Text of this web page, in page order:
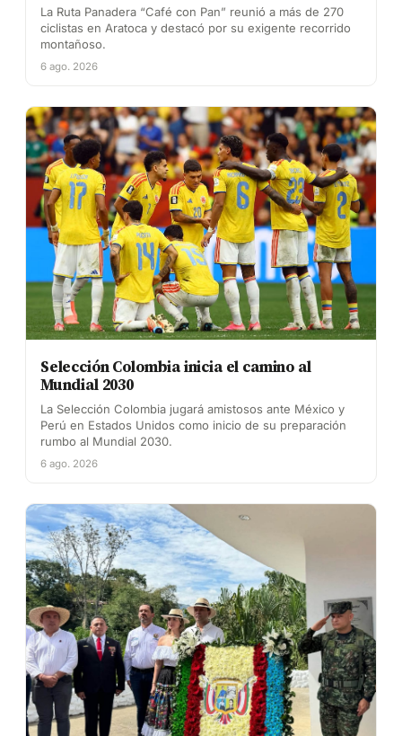
La Ruta Panadera “Café con Pan” reunió a más de 270
ciclistas en Aratoca y destacó por su exigente recorrido
montañoso.
6 ago. 2026
Selección Colombia inicia el camino al
Mundial 2030
La Selección Colombia jugará amistosos ante México y
Perú en Estados Unidos como inicio de su preparación
rumbo al Mundial 2030.
6 ago. 2026